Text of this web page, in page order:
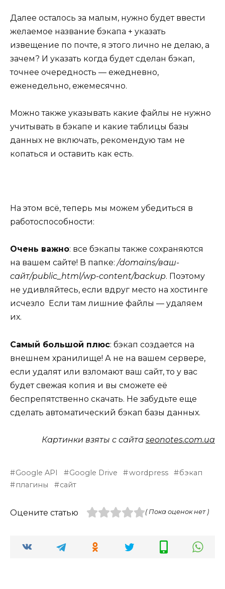
Далее осталось за малым, нужно будет ввести
желаемое название бэкапа + указать
извещение по почте, я этого лично не делаю, а
зачем? И указать когда будет сделан бэкап,
точнее очередность — ежедневно,
еженедельно, ежемесячно.
Можно также указывать какие файлы не нужно
учитывать в бэкапе и какие таблицы базы
данных не включать, рекомендую там не
копаться и оставить как есть.
На этом всё, теперь мы можем убедиться в
работоспособности:
Очень важно: все бэкапы также сохраняются
на вашем сайте! В папке:/domains/ваш-
сайт/public_html/wp-content/backup. Поэтому
не удивляйтесь, если вдруг место на хостинге
исчезло Если там лишние файлы — удаляем
их.
Самый большой плюс: бэкап создается на
внешнем хранилище! А не на вашем сервере,
если удалят или взломают ваш сайт, то у вас
будет свежая копия и вы сможете её
беспрепятственно скачать. Не забудьте еще
сделать автоматический бэкап базы данных.
Картинки взяты с сайта seonotes.com.ua
Google API Google Drive wordpress
бэкап
плагины
сайт
Оцените статью ( Пока оценок нет )